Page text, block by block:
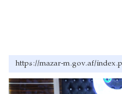
https://mazar-m.gov.af/